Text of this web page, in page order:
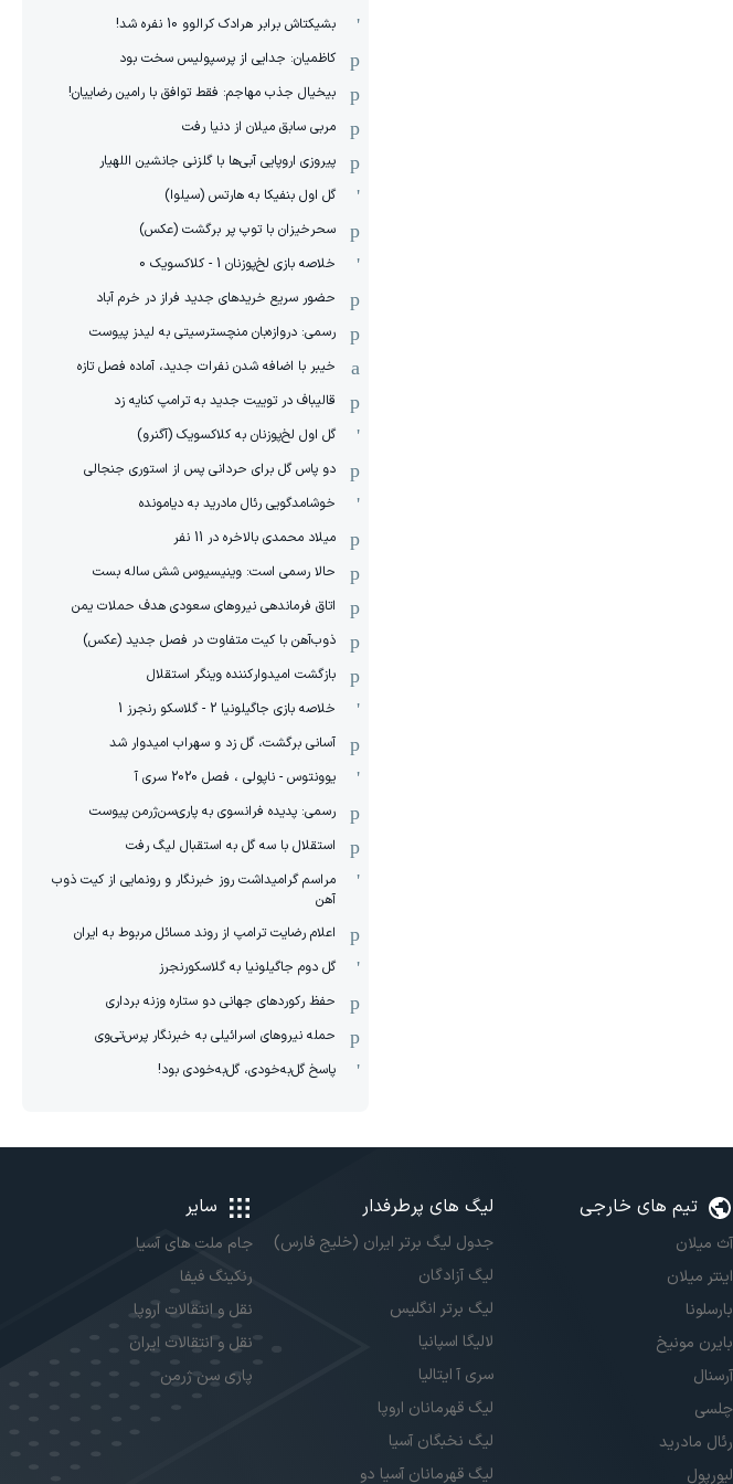
بشیکتاش برابر هرادک کرالوو 10 نفره شد!
کاظمیان: جدایی از پرسپولیس سخت بود
بیخیال جذب مهاجم: فقط توافق با رامین رضاییان!
مربی سابق میلان از دنیا رفت
پیروزی اروپایی آبی‌ها با گلزنی جانشین اللهیار
گل اول بنفیکا به هارتس (سیلوا)
سحرخیزان با توپ پر برگشت (عکس)
خلاصه بازی لخ‌پوزنان 1 - کلاکسویک 0
حضور سریع خریدهای جدید فراز در خرم آباد
رسمی: دروازه‌بان منچسترسیتی به لیدز پیوست
خیبر با اضافه شدن نفرات جدید، آماده فصل تازه
قالیباف در توییت جدید به ترامپ کنایه زد
گل اول لخ‌پوزنان به کلاکسویک (آگنرو)
دو پاس گل برای حردانی پس از استوری جنجالی
خوشامدگویی رئال مادرید به دیامونده
میلاد محمدی بالاخره در 11 نفر
حالا رسمی است: وینیسیوس شش ساله بست
اتاق فرماندهی نیروهای سعودی هدف حملات یمن
ذوب‌آهن با کیت متفاوت در فصل جدید (عکس)
بازگشت امیدوارکننده وینگر استقلال
خلاصه بازی جاگیلونیا 2 - گلاسکو رنجرز 1
آسانی برگشت، گل زد و سهراب امیدوار شد
یوونتوس - ناپولی ، فصل 2020 سری آ
رسمی: پدیده فرانسوی به پاری‌سن‌ژرمن پیوست
استقلال با سه گل به استقبال لیگ رفت
مراسم گرامیداشت روز خبرنگار و رونمایی از کیت ذوب
آهن
اعلام رضایت ترامپ از روند مسائل مربوط به ایران
گل دوم جاگیلونیا به گلاسکورنجرز
حفظ رکوردهای جهانی دو ستاره وزنه برداری
حمله نیروهای اسرائیلی به خبرنگار پرس‌تی‌وی
پاسخ گل‌به‌خودی، گل‌به‌خودی بود!
تیم های خارجی
آث میلان
اینتر میلان
بارسلونا
بایرن مونیخ
آرسنال
چلسی
رئال مادرید
لیورپول
لیگ های پرطرفدار
جدول لیگ برتر ایران (خلیج فارس)
لیگ آزادگان
لیگ برتر انگلیس
لالیگا اسپانیا
سری آ ایتالیا
لیگ قهرمانان اروپا
لیگ نخبگان آسیا
لیگ قهرمانان آسیا دو
سایر
جام ملت های آسیا
رنکینگ فیفا
نقل و انتقالات اروپا
نقل و انتقالات ایران
پاری سن ژرمن